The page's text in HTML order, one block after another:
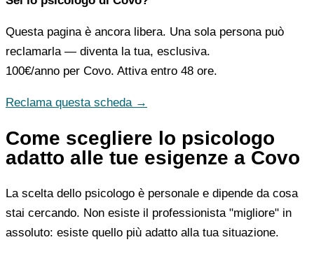
Questa pagina è ancora libera. Una sola persona può
reclamarla — diventa la tua, esclusiva.
100€/anno per Covo. Attiva entro 48 ore.
Reclama questa scheda →
Come scegliere lo psicologo
adatto alle tue esigenze a Covo
La scelta dello psicologo è personale e dipende da cosa
stai cercando. Non esiste il professionista "migliore" in
assoluto: esiste quello più adatto alla tua situazione.